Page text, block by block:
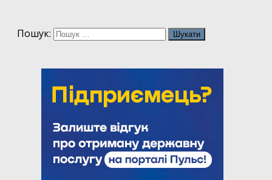
Пошук: